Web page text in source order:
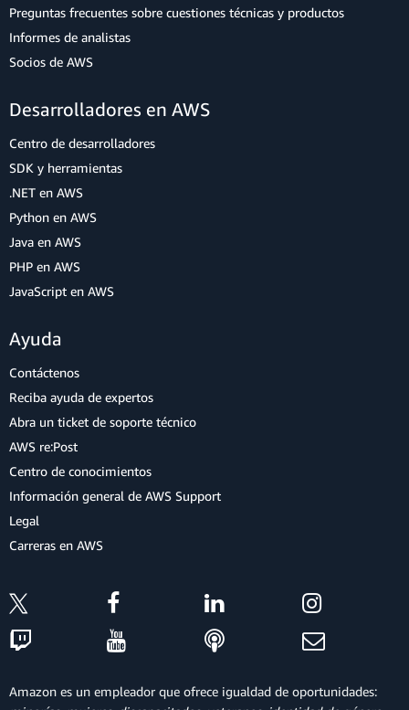
Preguntas frecuentes sobre cuestiones técnicas y productos
Informes de analistas
Socios de AWS
Desarrolladores en AWS
Centro de desarrolladores
SDK y herramientas
.NET en AWS
Python en AWS
Java en AWS
PHP en AWS
JavaScript en AWS
Ayuda
Contáctenos
Reciba ayuda de expertos
Abra un ticket de soporte técnico
AWS re:Post
Centro de conocimientos
Información general de AWS Support
Legal
Carreras en AWS
Amazon es un empleador que ofrece igualdad de oportunidades: